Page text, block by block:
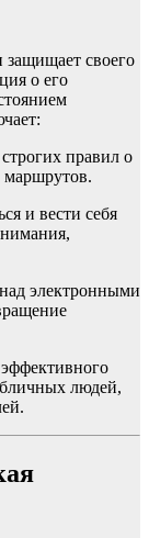
защищает своего
о его
правил о
и вести себя
электронными
людей,